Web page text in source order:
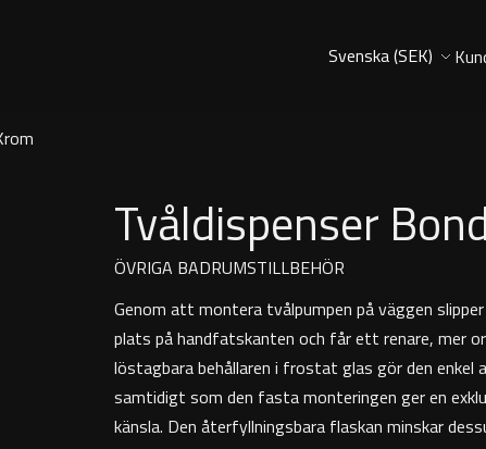
Tvåldispenser
ÖVRIGA BADRUMSTILLBEHÖR
Genom att montera tvålpumpen på väggen
plats på handfatskanten och får ett renare, mer
löstagbara behållaren i frostat glas gör den enkel
samtidigt som den fasta monteringen ger en
känsla. Den återfyllningsbara flaskan minskar